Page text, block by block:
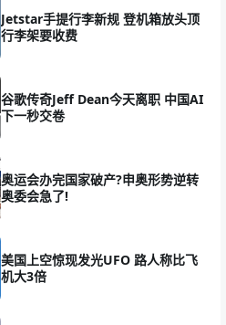
Jetstar手提行李新规 登机箱放头顶
行李架要收费
谷歌传奇Jeff Dean今天离职 中国AI
下一秒交卷
奥运会办完国家破产?申奥形势逆转
奥委会急了!
美国上空惊现发光UFO 路人称比飞
机大3倍